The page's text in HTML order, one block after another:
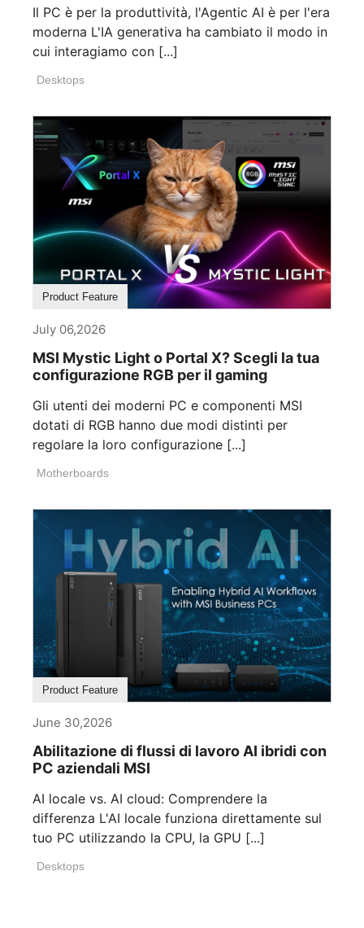
Il PC è per la produttività, l'Agentic AI è per l'era
moderna L'IA generativa ha cambiato il modo in
cui interagiamo con [...]
Desktops
Product Feature
July 06,2026
MSI Mystic Light o Portal X? Scegli la tua
configurazione RGB per il gaming
Gli utenti dei moderni PC e componenti MSI
dotati di RGB hanno due modi distinti per
regolare la loro configurazione [...]
Motherboards
Product Feature
June 30,2026
Abilitazione di flussi di lavoro AI ibridi con
PC aziendali MSI
AI locale vs. AI cloud: Comprendere la
differenza L'AI locale funziona direttamente sul
tuo PC utilizzando la CPU, la GPU [...]
Desktops